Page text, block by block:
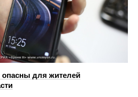
для жителей